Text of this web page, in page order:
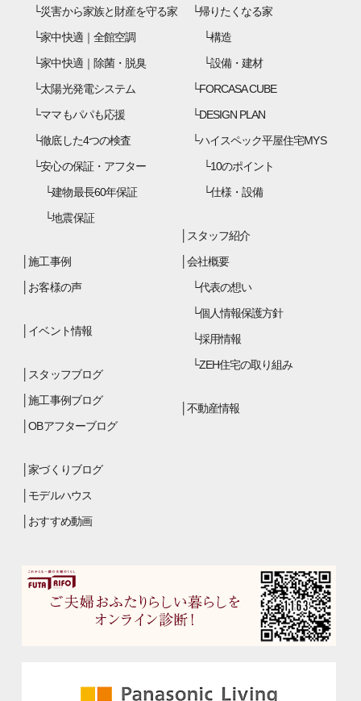
災害から家族と財産を守る家
家中快適｜全館空調
家中快適｜除菌・脱臭
太陽光発電システム
ママもパパも応援
徹底した4つの検査
安心の保証・アフター
建物最長60年保証
地震保証
施工事例
お客様の声
イベント情報
スタッフブログ
施工事例ブログ
OBアフターブログ
家づくりブログ
モデルハウス
おすすめ動画
帰りたくなる家
構造
設備・建材
FORCASA CUBE
DESIGN PLAN
ハイスペック平屋住宅MYS
10のポイント
仕様・設備
スタッフ紹介
会社概要
代表の想い
個人情報保護方針
採用情報
ZEH住宅の取り組み
不動産情報